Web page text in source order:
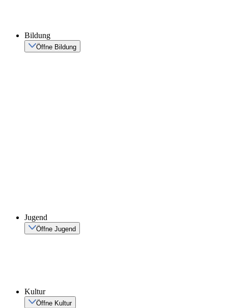
Bildung
Öffne Bildung
Jugend
Öffne Jugend
Kultur
Öffne Kultur